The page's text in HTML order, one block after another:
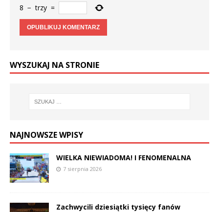
8 − trzy =
WYSZUKAJ NA STRONIE
NAJNOWSZE WPISY
WIELKA NIEWIADOMA! I FENOMENALNA
7 sierpnia 2026
Zachwycili dziesiątki tysięcy fanów